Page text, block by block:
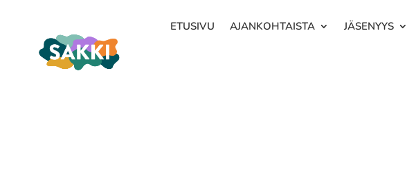
ETUSIVU AJANKOHTAISTA JÄSENYYS